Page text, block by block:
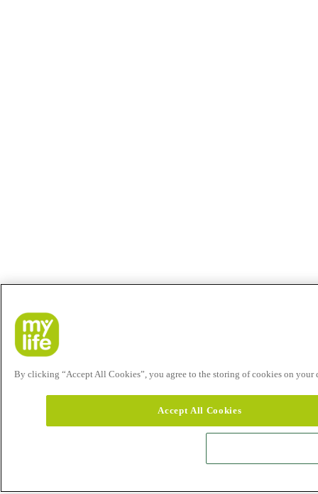
By clicking “Accept All Cookies”, you agree to the storing of cookies on your
Accept All Cookies